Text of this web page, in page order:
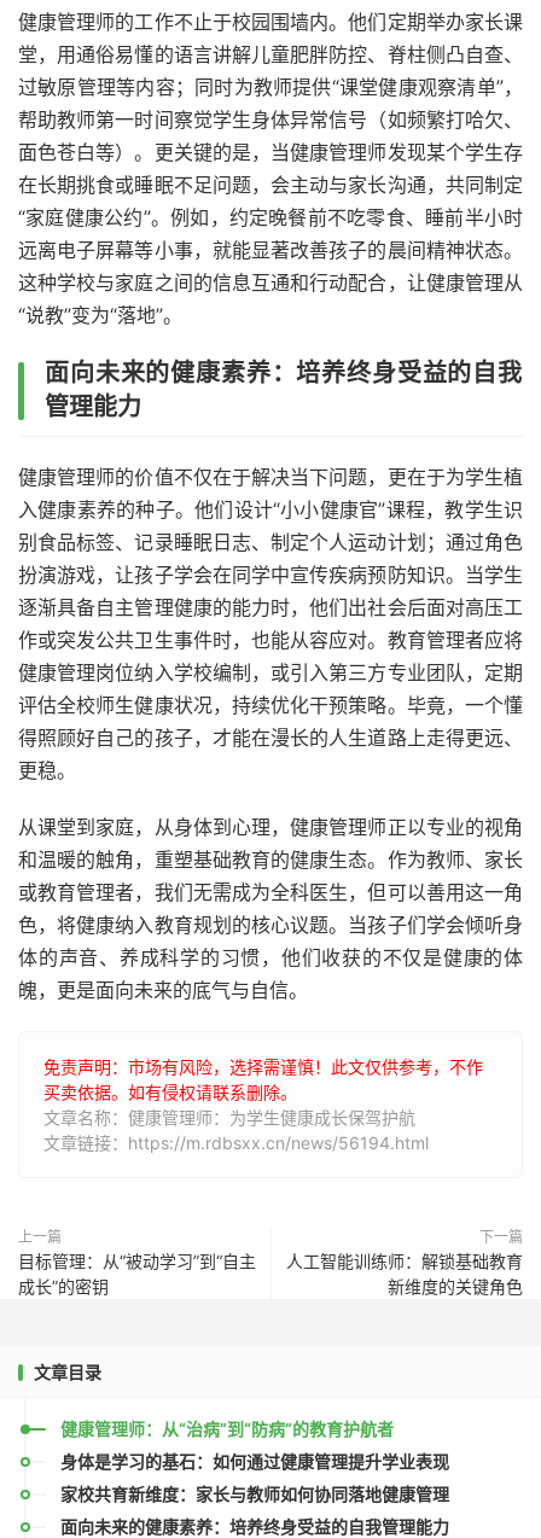
健康管理师的工作不止于校园围墙内。他们定期举办家长课
堂，用通俗易懂的语言讲解儿童肥胖防控、脊柱侧凸自查、
过敏原管理等内容；同时为教师提供“课堂健康观察清单”，
帮助教师第一时间察觉学生身体异常信号（如频繁打哈欠、
面色苍白等）。更关键的是，当健康管理师发现某个学生存
在长期挑食或睡眠不足问题，会主动与家长沟通，共同制定
“家庭健康公约”。例如，约定晚餐前不吃零食、睡前半小时
远离电子屏幕等小事，就能显著改善孩子的晨间精神状态。
这种学校与家庭之间的信息互通和行动配合，让健康管理从
“说教”变为“落地”。
面向未来的健康素养：培养终身受益的自我
管理能力
健康管理师的价值不仅在于解决当下问题，更在于为学生植
入健康素养的种子。他们设计“小小健康官”课程，教学生识
别食品标签、记录睡眠日志、制定个人运动计划；通过角色
扮演游戏，让孩子学会在同学中宣传疾病预防知识。当学生
逐渐具备自主管理健康的能力时，他们出社会后面对高压工
作或突发公共卫生事件时，也能从容应对。教育管理者应将
健康管理岗位纳入学校编制，或引入第三方专业团队，定期
评估全校师生健康状况，持续优化干预策略。毕竟，一个懂
得照顾好自己的孩子，才能在漫长的人生道路上走得更远、
更稳。
从课堂到家庭，从身体到心理，健康管理师正以专业的视角
和温暖的触角，重塑基础教育的健康生态。作为教师、家长
或教育管理者，我们无需成为全科医生，但可以善用这一角
色，将健康纳入教育规划的核心议题。当孩子们学会倾听身
体的声音、养成科学的习惯，他们收获的不仅是健康的体
魄，更是面向未来的底气与自信。
免责声明：市场有风险，选择需谨慎！此文仅供参考，不作
买卖依据。如有侵权请联系删除。
文章名称：健康管理师：为学生健康成长保驾护航
文章链接：https://m.rdbsxx.cn/news/56194.html
上一篇
目标管理：从“被动学习”到“自主
成长”的密钥
下一篇
人工智能训练师：解锁基础教育
新维度的关键角色
文章目录
健康管理师：从“治病”到“防病”的教育护航者
身体是学习的基石：如何通过健康管理提升学业表现
家校共育新维度：家长与教师如何协同落地健康管理
面向未来的健康素养：培养终身受益的自我管理能力